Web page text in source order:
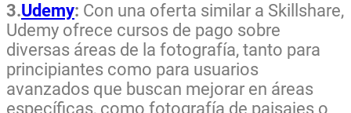
3.Udemy: Con una oferta similar a Skillshare,
Udemy ofrece cursos de pago sobre
diversas áreas de la fotografía, tanto para
principiantes como para usuarios
avanzados que buscan mejorar en áreas
específicas, como fotografía de paisajes o